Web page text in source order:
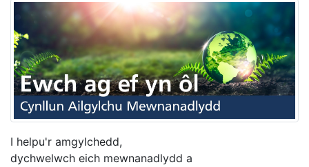
I helpu'r amgylchedd,
dychwelwch eich mewnanadlydd a